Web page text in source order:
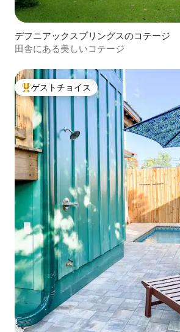
デフニアックスプリングスのコテージ
田舎にある美しいコテージ
大好評のゲストチョイスです。
ゲストチョイス